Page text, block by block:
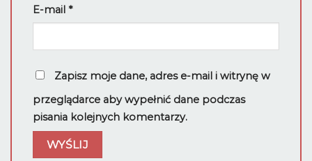
E-mail *
Zapisz moje dane, adres e-mail i witrynę w
przeglądarce aby wypełnić dane podczas
pisania kolejnych komentarzy.